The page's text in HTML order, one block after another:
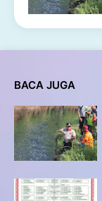
BACA JUGA